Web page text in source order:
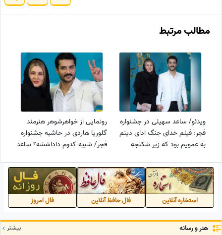
مطالب مرتبط
ویدئو/ ساعد سهیلی در جشنواره
فجر: فیلم خدای جنگ ادای دینم
به عمویم بود که زیر شکنجه
وحشتناک با مار و رتیل و عقرب
رونمایی از خواهرشوهر هنرمند
گلوریا هاردی در حاشیه جشنواره
فجر/ شبیه کدوم داداششه؟ ساعد
استخاره آنلاین فال حافظ آنلاین فال امروز
هنر و رسانه بیشتر